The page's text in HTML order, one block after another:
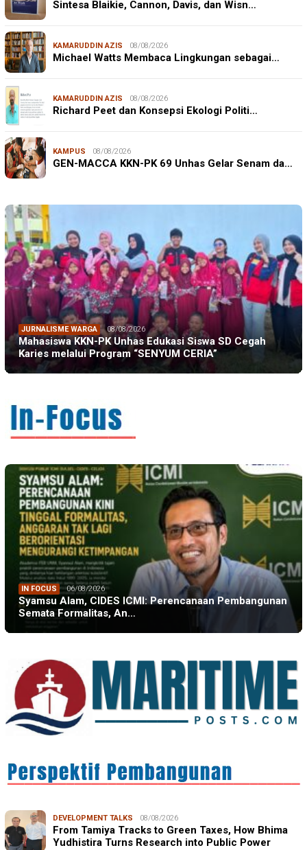
Sintesa Blaikie, Cannon, Davis, dan Wisn…
KAMARUDDIN AZIS 08/08/2026
Michael Watts Membaca Lingkungan sebagai…
KAMARUDDIN AZIS 08/08/2026
Richard Peet dan Konsepsi Ekologi Politi…
KAMPUS 08/08/2026
GEN-MACCA KKN-PK 69 Unhas Gelar Senam da…
JURNALISME WARGA 08/08/2026
Mahasiswa KKN-PK Unhas Edukasi Siswa SD Cegah
Karies melalui Program “SENYUM CERIA”
IN FOCUS 06/08/2026
Syamsu Alam, CIDES ICMI: Perencanaan Pembangunan
Semata Formalitas, An…
DEVELOPMENT TALKS 08/08/2026
From Tamiya Tracks to Green Taxes, How Bhima
Yudhistira Turns Research into Public Power